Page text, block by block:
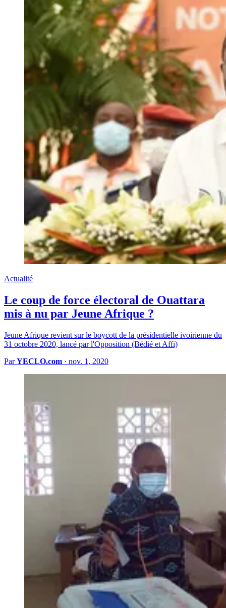
Actualité
Le coup de force électoral de Ouattara
mis à nu par Jeune Afrique ?
Jeune Afrique revient sur le boycott de la présidentielle ivoirienne du
31 octobre 2020, lancé par l'Opposition (Bédié et Affi)
ParYECLO.com · nov. 1, 2020